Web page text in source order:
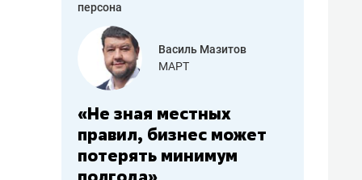
персона
Василь Мазитов
МАРТ
«Не зная местных
правил, бизнес может
потерять минимум